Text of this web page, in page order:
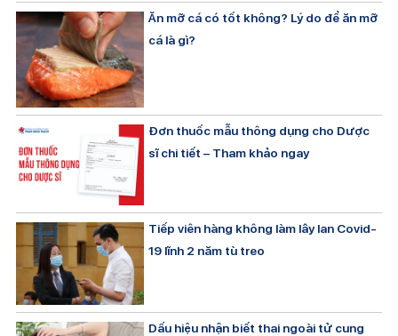
Ăn mỡ cá có tốt không? Lý do để ăn mỡ
cá là gì?
Đơn thuốc mẫu thông dụng cho Dược
sĩ chi tiết – Tham khảo ngay
Tiếp viên hàng không làm lây lan Covid-
19 lĩnh 2 năm tù treo
Dấu hiệu nhận biết thai ngoài tử cung